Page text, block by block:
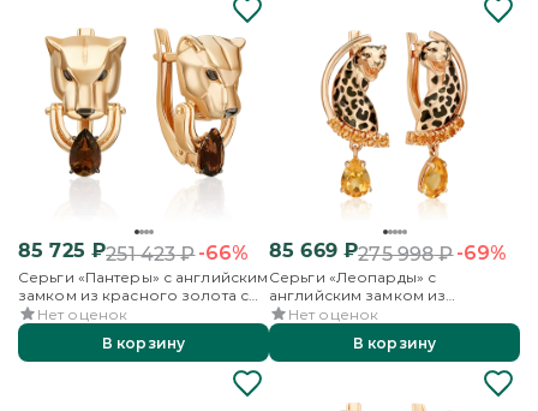
85 725 ₽251 423₽-66%
Серьги «Пантеры» с английским
замком из красного золота с
кварцем дымчатым
Нет оценок
В корзину
85 669₽275 998₽-69%
Серьги «Леопарды» с
английским замком из
красного золота с цитринами и
эмалью
Нет оценок
В корзину